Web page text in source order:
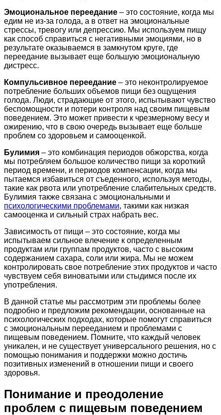
Эмоциональное переедание – это состояние, когда мы
едим не из-за голода, а в ответ на эмоциональные
стрессы, тревогу или депрессию. Мы используем пищу
как способ справиться с негативными эмоциями, но в
результате оказываемся в замкнутом круге, где
переедание вызывает еще большую эмоциональную
дистресс.
Компульсивное переедание – это неконтролируемое
потребление больших объемов пищи без ощущения
голода. Люди, страдающие от этого, испытывают чувство
беспомощности и потери контроля над своим пищевым
поведением. Это может привести к чрезмерному весу и
ожирению, что в свою очередь вызывает еще больше
проблем со здоровьем и самооценкой.
Булимия – это комбинация периодов обжорства, когда
мы потребляем большое количество пищи за короткий
период времени, и периодов компенсации, когда мы
пытаемся избавиться от съеденного, используя методы,
такие как рвота или употребление слабительных средств.
Булимия также связана с эмоциональными и
психологическими проблемами, такими как низкая
самооценка и сильный страх набрать вес.
Зависимость от пищи – это состояние, когда мы
испытываем сильное влечение к определенным
продуктам или группам продуктов, часто с высоким
содержанием сахара, соли или жира. Мы не можем
контролировать свое потребление этих продуктов и часто
чувствуем себя виноватыми или стыдимся после их
употребления.
В данной статье мы рассмотрим эти проблемы более
подробно и предложим рекомендации, основанные на
психологических подходах, которые помогут справиться
с эмоциональным перееданием и проблемами с
пищевым поведением. Помните, что каждый человек
уникален, и не существует универсального решения, но с
помощью понимания и поддержки можно достичь
позитивных изменений в отношении пищи и своего
здоровья.
Понимание и преодоление
проблем с пищевым поведением